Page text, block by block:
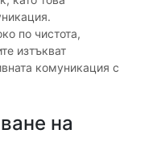
по чистота,
изтъкват
комуникация с
на